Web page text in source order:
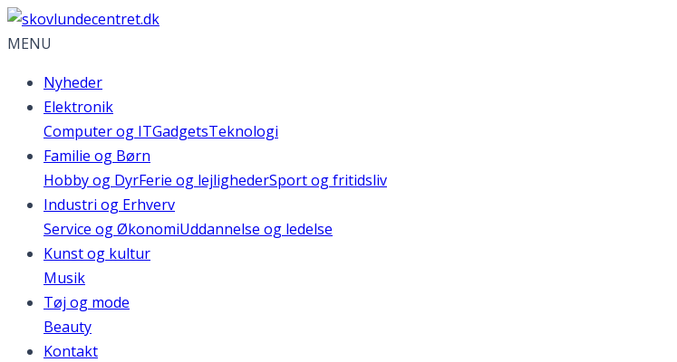
MENU
Nyheder
Elektronik
Computer og ITGadgetsTeknologi
Familie og Børn
Hobby og DyrFerie og lejlighederSport og fritidsliv
Industri og Erhverv
Service og ØkonomiUddannelse og ledelse
Kunst og kultur
Musik
Tøj og mode
Beauty
Kontakt